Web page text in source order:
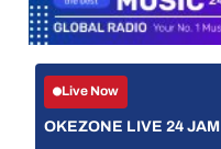
Live Now
OKEZONE LIVE 24 JAM